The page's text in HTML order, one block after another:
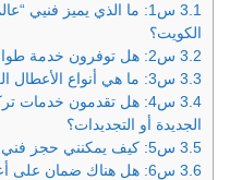
3.1
س1: ما الذي يميز فنيي
الكويت؟
3.2 س2: هل توفرون خدمة طوارئ لأعطال الكهرباء المفاجئة؟
3.3 س3: ما هي أنواع الأعطال الكهربائية التي يمكنكم تصليحها؟
3.4
س4: هل تقدمون خدمات
الجديدة أو التجديدات؟
3.5 س5: كيف يمكنني حجز فني كهرباء من “عالم الأضواء”؟
3.6
س6: هل هناك ضمان على